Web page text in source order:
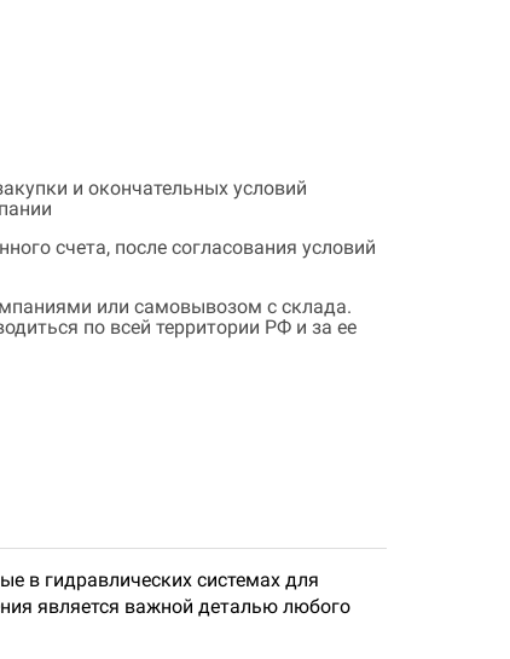
и окончательных условий
счета, после согласования условий
или самовывозом с склада.
по всей территории РФ и за ее
в гидравлических системах для
является важной деталью любого